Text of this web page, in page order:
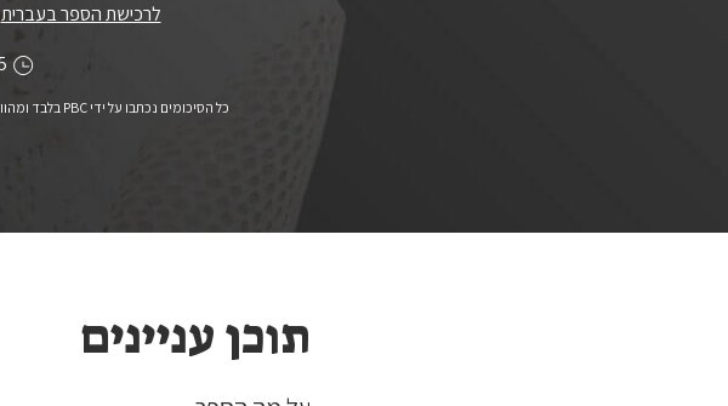
לרכישת הספר בעברית
כל הסיכומים נכתבו על ידי PBC בלבד ומהווים דעה עצמאית ואישית, ואין כל קשר בינם לבין מחברי הספרים או המו"לים.
תוכן עניינים